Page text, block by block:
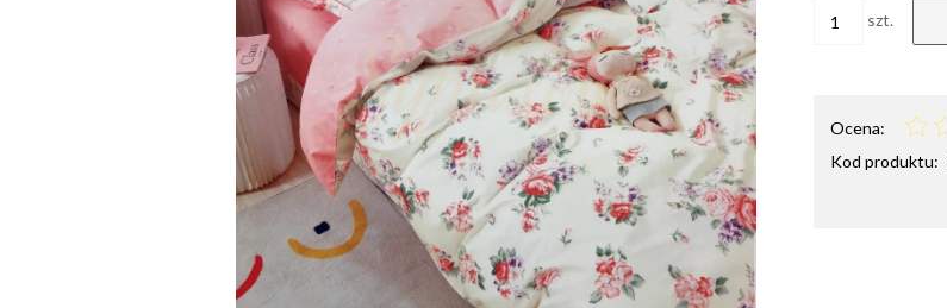
szt.
Ocena:
Kod produktu: